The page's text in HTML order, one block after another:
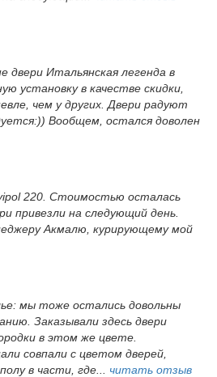
двери Итальянская легенда в
установку в качестве скидки,
чем у других. Двери радуют
Вообщем, остался доволен
220. Стоимостью осталась
привезли на следующий день.
Акмалю, курирующему мой
мы тоже остались довольны
Заказывали здесь двери
в этом же цвете.
совпали с цветом дверей,
в части, где... читать отзыв